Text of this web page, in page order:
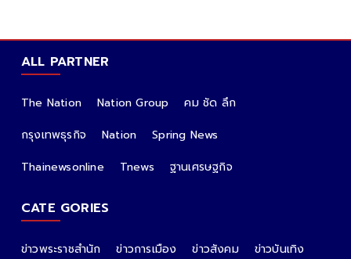
ALL PARTNER
The Nation Nation Group
คม ชัด ลึก
กรุงเทพธุรกิจ
Nation
Spring News
Thainewsonline
Tnews ฐานเศรษฐกิจ
CATE GORIES
ข่าวพระราชสำนัก ข่าวการเมือง ข่าวสังคม
ข่าวบันเทิง